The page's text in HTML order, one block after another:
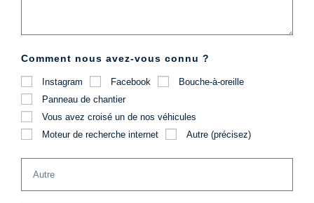
Comment nous avez-vous connu ?
Instagram Facebook
Bouche-à-oreille
Panneau de chantier
Vous avez croisé un de nos véhicules
Moteur de recherche internet
Autre (précisez)